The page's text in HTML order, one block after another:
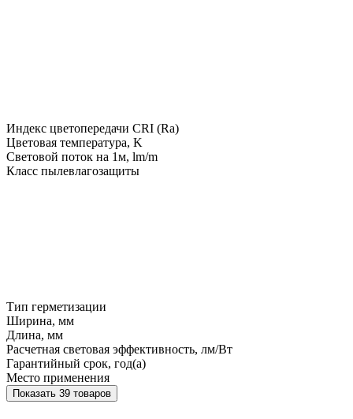
Индекс цветопередачи CRI (Ra)
Цветовая температура, K
Световой поток на 1м, lm/m
Класс пылевлагозащиты
Тип герметизации
Ширина, мм
Длина, мм
Расчетная световая эффективность, лм/Вт
Гарантийный срок, год(а)
Место применения
Показать 39 товаров